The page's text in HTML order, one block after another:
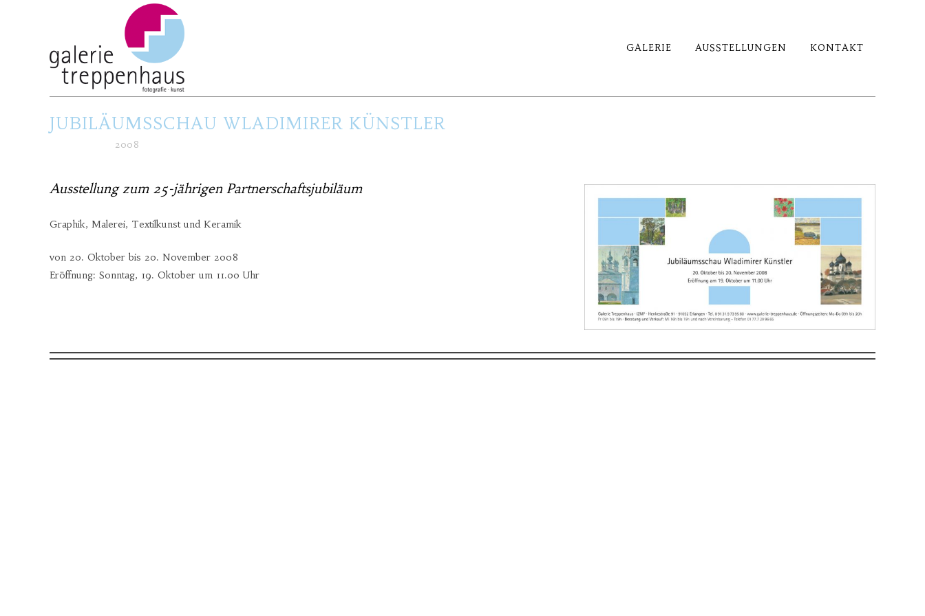
GALERIE AUSSTELLUNGEN KONTAKT
JUBILÄUMSSCHAU WLADIMIRER KÜNSTLER
2008
Ausstellung zum 25-jährigen Partnerschaftsjubiläum
Graphik, Malerei, Textilkunst und Keramik
von 20. Oktober bis 20. November 2008
Eröffnung: Sonntag, 19. Oktober um 11.00 Uhr